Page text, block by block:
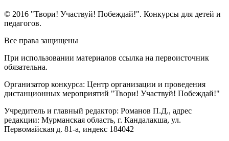
© 2016 "Твори! Участвуй! Побеждай!". Конкурсы для детей и
педагогов.
Все права защищены
При использовании материалов ссылка на первоисточник
обязательна.
Организатор конкурса: Центр организации и проведения
дистанционных мероприятий "Твори! Участвуй! Побеждай!"
Учредитель и главный редактор: Романов П.Д., адрес
редакции: Мурманская область, г. Кандалакша, ул.
Первомайская д. 81-а, индекс 184042